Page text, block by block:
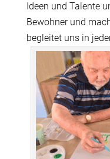
Ideen und Talente
Bewohner und
begleitet uns in